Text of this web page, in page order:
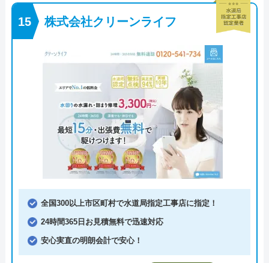
株式会社クリーンライフ
全国300以上市区町村で水道局指定工事店に指定！
24時間365日お見積無料で迅速対応
安心実直の明朗会計で安心！